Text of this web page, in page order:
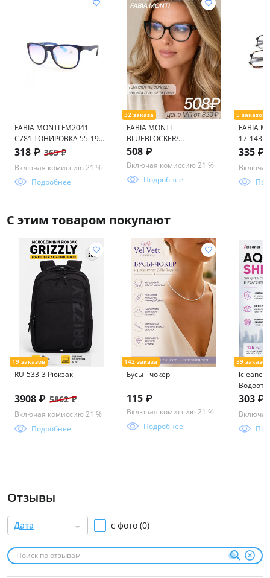
FABIA MONTI FM2041
C781 ТОНИРОВКА 55-19-
145
318 ₽ 365 ₽
Включая комиссию 21 %
Подробнее
FABIA MONTI
BLUEBLOCKER/
ФОТОХРОМ FM457 55-17-
136
508 ₽
Включая комиссию 21 %
Подробнее
FABIA
17-143
335 ₽
С этим товаром покупают
RU-533-3 Рюкзак
3908 ₽ 5862 ₽
Включая комиссию 21 %
Подробнее
Бусы - чокер
115 ₽
Включая комиссию 21 %
Подробнее
icleaner
303 ₽
Отзывы
Дата с фото (0)